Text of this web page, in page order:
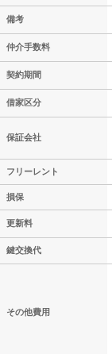
備考
仲介手数料
契約期間
借家区分
保証会社
フリーレント
損保
更新料
鍵交換代
その他費用